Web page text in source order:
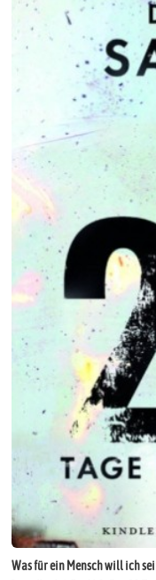
Was für ein Mensch will ich